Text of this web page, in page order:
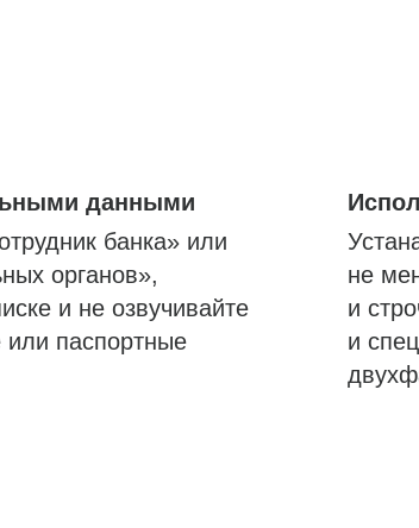
данными
банка» или
органов»,
и не озвучивайте
паспортные
не
и
и